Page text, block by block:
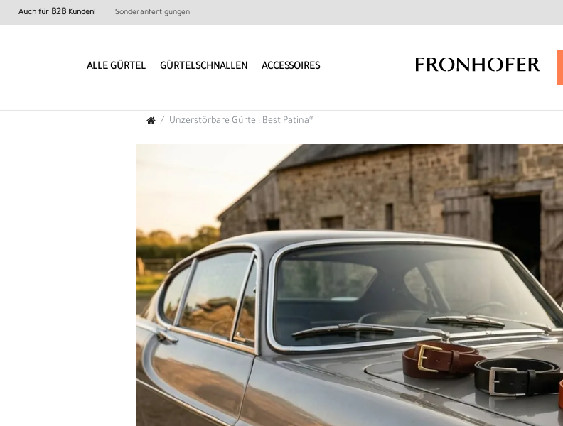
Auch für B2B Kunden! Sonderanfertigungen
ALLE GÜRTEL
D
GÜRTELSCHNALLEN
W
ACCESSOIRES
A
Unzerstörbare Gürtel: Best Patina®